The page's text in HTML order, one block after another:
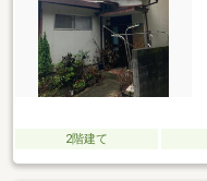
2階建て